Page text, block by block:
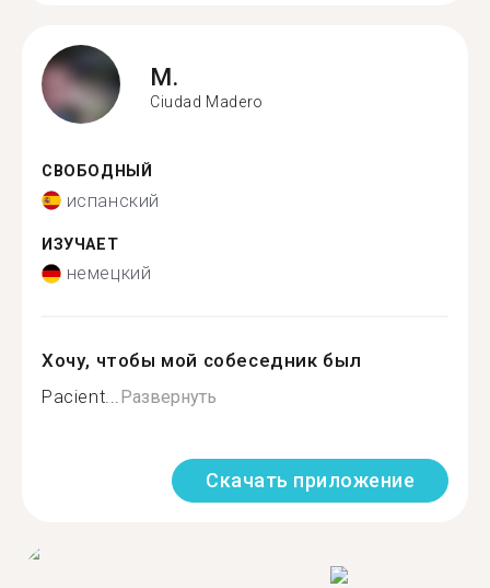
M.
Ciudad Madero
СВОБОДНЫЙ
испанский
ИЗУЧАЕТ
немецкий
Хочу, чтобы мой собеседник был
Pacient...Развернуть
Скачать приложение